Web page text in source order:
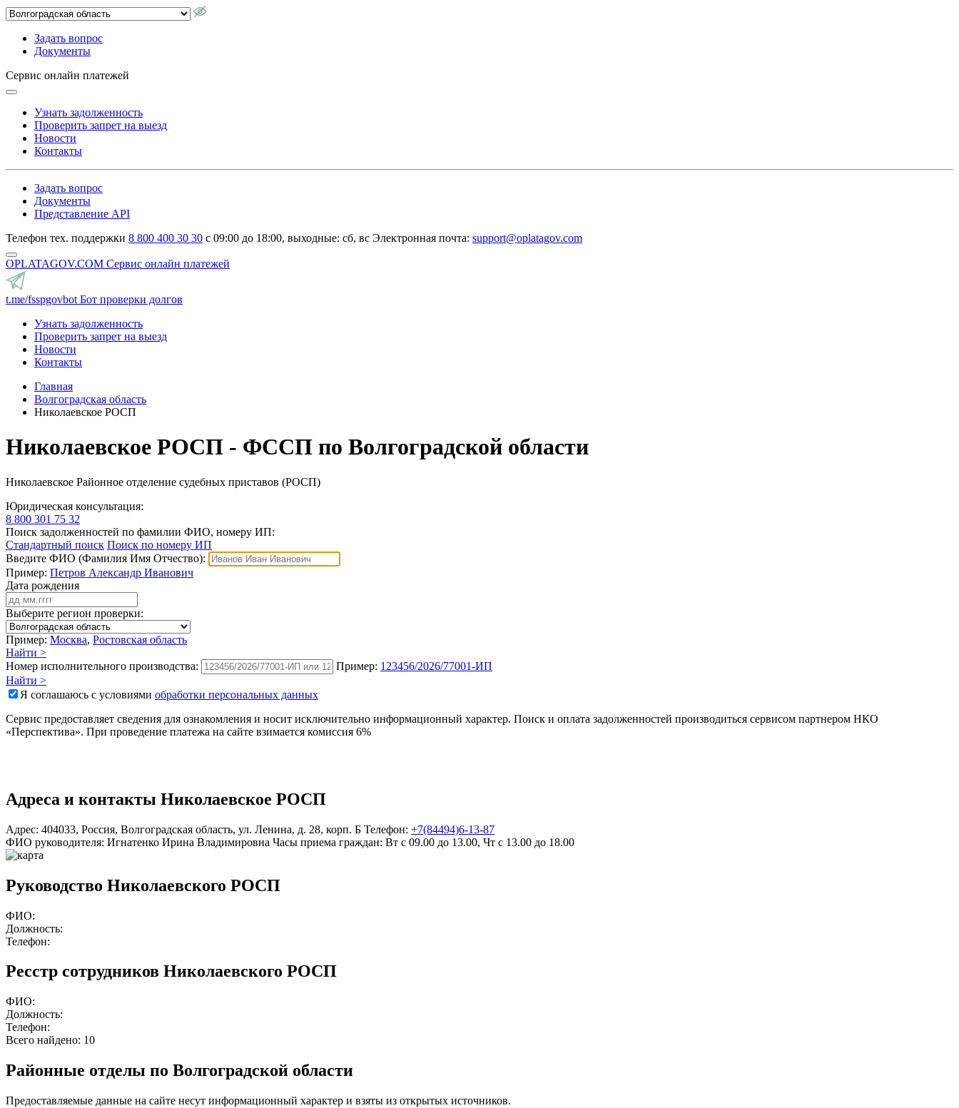
Задать вопрос
Документы
Сервис онлайн платежей
Узнать задолженность
Проверить запрет на выезд
Новости
Контакты
Задать вопрос
Документы
Представление API
Телефон тех. поддержки 8 800 400 30 30 с 09:00 до 18:00, выходные: сб, вс Электронная почта: support@oplatagov.com
OPLATAGOV.COM Сервис онлайн платежей
t.me/fsspgovbot Бот проверки долгов
Узнать задолженность
Проверить запрет на выезд
Новости
Контакты
Главная
Волгоградская область
Николаевское РОСП
Николаевское РОСП - ФССП по Волгоградской области
Николаевское Районное отделение судебных приставов (РОСП)
Юридическая консультация:
8 800 301 75 32
Поиск задолженностей по фамилии ФИО, номеру ИП:
Стандартный поиск Поиск по номеру ИП
Введите ФИО (Фамилия Имя Отчество):
Пример: Петров Александр Иванович
Дата рождения
Выберите регион проверки:
Пример: Москва, Ростовская область
Найти >
Номер исполнительного производства:
Пример: 123456/2026/77001-ИП
Найти >
Я соглашаюсь с условиями обработки персональных данных
Сервис предоставляет сведения для ознакомления и носит исключительно информационный характер. Поиск и оплата задолженностей производиться сервисом партнером НКО
«Перспектива». При проведение платежа на сайте взимается комиссия 6%
Адреса и контакты Николаевское РОСП
Адрес: 404033, Россия, Волгоградская область, ул. Ленина, д. 28, корп. Б Телефон: +7(84494)6-13-87
ФИО руководителя: Игнатенко Ирина Владимировна Часы приема граждан: Вт с 09.00 до 13.00, Чт с 13.00 до 18.00
Руководство Николаевского РОСП
ФИО:
Должность:
Телефон:
Ресстр сотрудников Николаевского РОСП
ФИО:
Должность:
Телефон:
Всего найдено: 10
Районные отделы по Волгоградской области
Предоставляемые данные на сайте несут информационный характер и взяты из открытых источников.